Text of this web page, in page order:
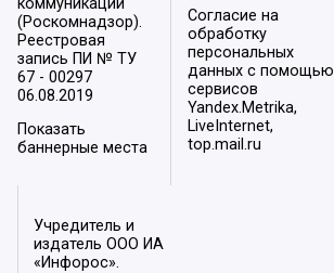
(Роскомнадзор).
Реестровая
запись ПИ № ТУ
67 - 00297
06.08.2019
Показать
баннерные места
Согласие на
обработку
персональных
данных с помощью
сервисов
Yandex.Metrika,
LiveInternet,
top.mail.ru
Учредитель и
издатель ООО ИА
«Инфорос».